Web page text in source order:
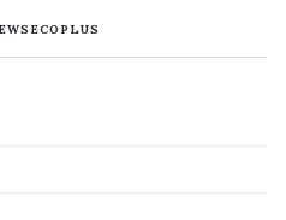
ECOPLUS